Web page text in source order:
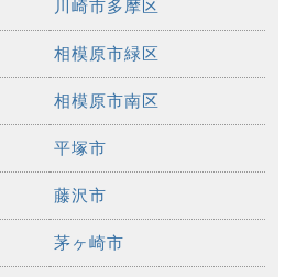
川崎市多摩区
相模原市緑区
相模原市南区
平塚市
藤沢市
茅ヶ崎市